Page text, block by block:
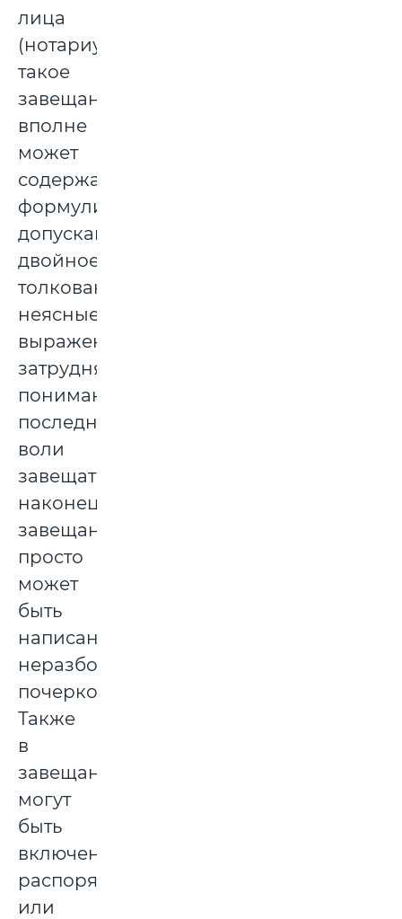
лица
(нотариуса),
такое
завещание
вполне
может
содержать
формулировки,
допускающие
двойное
толкование,
неясные
выражения,
затрудняющие
понимание
последней
воли
завещателя,
наконец,
завещание
просто
может
быть
написано
неразборчивым
почерком.
Также
в
завещание
могут
быть
включены
распоряжения
или